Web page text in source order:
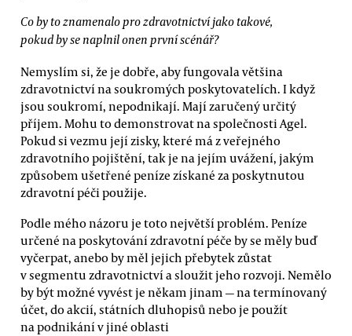
Co by to znamenalo pro zdravotnictví jako takové,
pokud by se naplnil onen první scénář?
Nemyslím si, že je dobře, aby fungovala většina
zdravotnictví na soukromých poskytovatelích. I když
jsou soukromí, nepodnikají. Mají zaručený určitý
příjem. Mohu to demonstrovat na společnosti Agel.
Pokud si vezmu její zisky, které má z veřejného
zdravotního pojištění, tak je na jejím uvážení, jakým
způsobem ušetřené peníze získané za poskytnutou
zdravotní péči použije.
Podle mého názoru je toto největší problém. Peníze
určené na poskytování zdravotní péče by se měly buď
vyčerpat, anebo by měl jejich přebytek zůstat
v segmentu zdravotnictví a sloužit jeho rozvoji. Nemělo
by být možné vyvést je někam jinam — na termínovaný
účet, do akcií, státních dluhopisů nebo je použít
na podnikání v jiné oblasti